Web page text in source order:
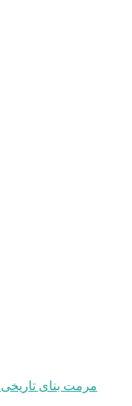
مرمت بنای